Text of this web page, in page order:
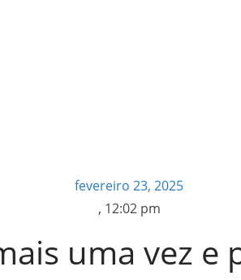
fevereiro 23, 2025
, 12:02 pm
uma vez e